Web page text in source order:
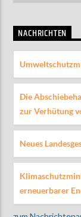
NACHRICHTEN
Die
zur Verhütung
Neues
erneuerbarer